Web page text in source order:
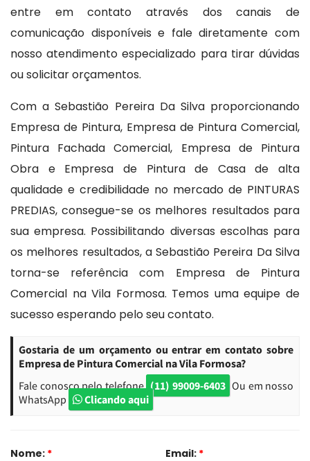
entre em contato através dos canais de
comunicação disponíveis e fale diretamente com
nosso atendimento especializado para tirar dúvidas
ou solicitar orçamentos.
Com a Sebastião Pereira Da Silva proporcionando
Empresa de Pintura, Empresa de Pintura Comercial,
Pintura Fachada Comercial, Empresa de Pintura
Obra e Empresa de Pintura de Casa de alta
qualidade e credibilidade no mercado de PINTURAS
PREDIAS, consegue-se os melhores resultados para
sua empresa. Possibilitando diversas escolhas para
os melhores resultados, a Sebastião Pereira Da Silva
torna-se referência com Empresa de Pintura
Comercial na Vila Formosa. Temos uma equipe de
sucesso esperando pelo seu contato.
Gostaria de um orçamento ou entrar em contato sobre
Empresa de Pintura Comercial na Vila Formosa?
Fale conosco pelo telefone (11) 99009-6403 Ou em nosso
WhatsApp
Clicando aqui
Nome: * Email: *